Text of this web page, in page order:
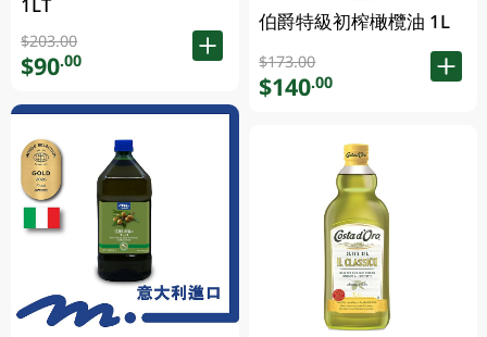
$203.00
$90.00
伯爵特級初榨橄欖油 1L
$173.00
$140.00